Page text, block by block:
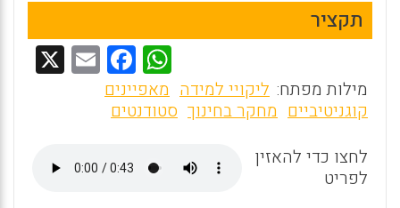
תקציר
W
h
at
A
F
a
o
E
m מילות מפתח: ליקויי למידה מאפיינים
קוגניטיביים מחקר בחינוך סטודנטים
לחצו כדי להאזין
לפריט